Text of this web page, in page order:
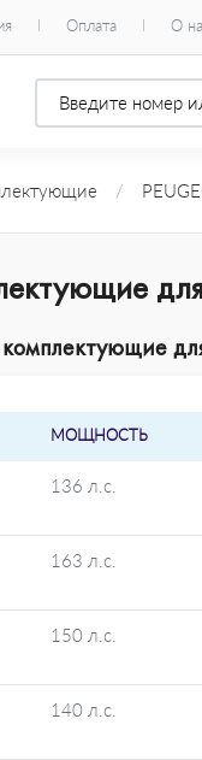
Оплата О
/
МОЩНОСТЬ
136 л.с.
163 л.с.
150 л.с.
140 л.с.